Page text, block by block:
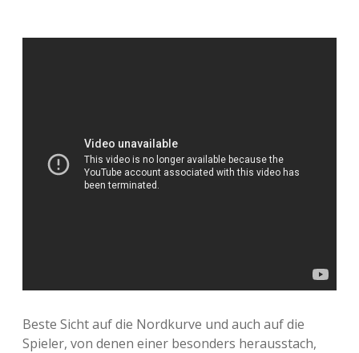
Beste Sicht auf die Nordkurve und auch auf die
Spieler, von denen einer besonders herausstach,